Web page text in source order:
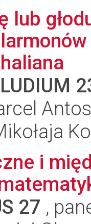
lub
i
27 ,